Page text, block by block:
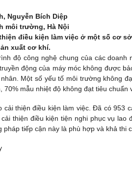
Nguyễn Bích Diệp
môi trường, Hà Nội
điều kiện làm việc ở một số cơ
xuất cơ khí.
độ công nghệ chung của các
động của máy móc không được
Một số yếu tố môi trường không
70% mẫu nhiệt độ không đạt tiêu chuẩn
cải thiện điều kiện làm việc. Đã có 953
thiện điều kiện tiện nghi phục vụ
tiếp cận này là phù hợp và khả thi